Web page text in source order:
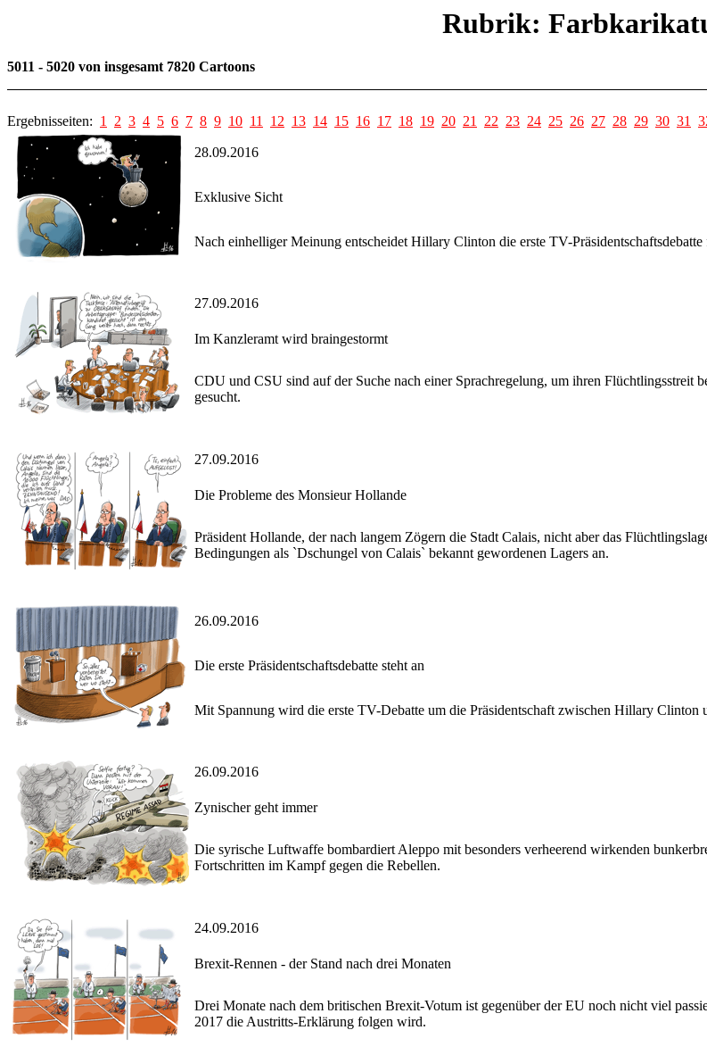
Rubrik:
5011 - 5020 von insgesamt 7820 Cartoons
Ergebnisseiten: 1 2 3 4 5 6 7 8 9 10 11 12 13 14 15 16 17 18 19 20 21 22 23 24 25 26 27 28 29 30 31
28.09.2016
Exklusive Sicht
Nach einhelliger Meinung entscheidet Hillary Clinton die erste TV-
27.09.2016
Im Kanzleramt wird braingestormt
CDU und CSU sind auf der Suche nach einer Sprachregelung, um ihren Flüchtlingsstreit
gesucht.
27.09.2016
Die Probleme des Monsieur Hollande
Präsident Hollande, der nach langem Zögern die Stadt Calais, nicht aber das
Bedingungen als `Dschungel von Calais` bekannt gewordenen Lagers an.
26.09.2016
Die erste Präsidentschaftsdebatte steht an
Mit Spannung wird die erste TV-Debatte um die Präsidentschaft zwischen Hillary Clinton
26.09.2016
Zynischer geht immer
Die syrische Luftwaffe bombardiert Aleppo mit besonders verheerend wirkenden
Fortschritten im Kampf gegen die Rebellen.
24.09.2016
Brexit-Rennen - der Stand nach drei Monaten
Drei Monate nach dem britischen Brexit-Votum ist gegenüber der EU noch nicht viel
2017 die Austritts-Erklärung folgen wird.